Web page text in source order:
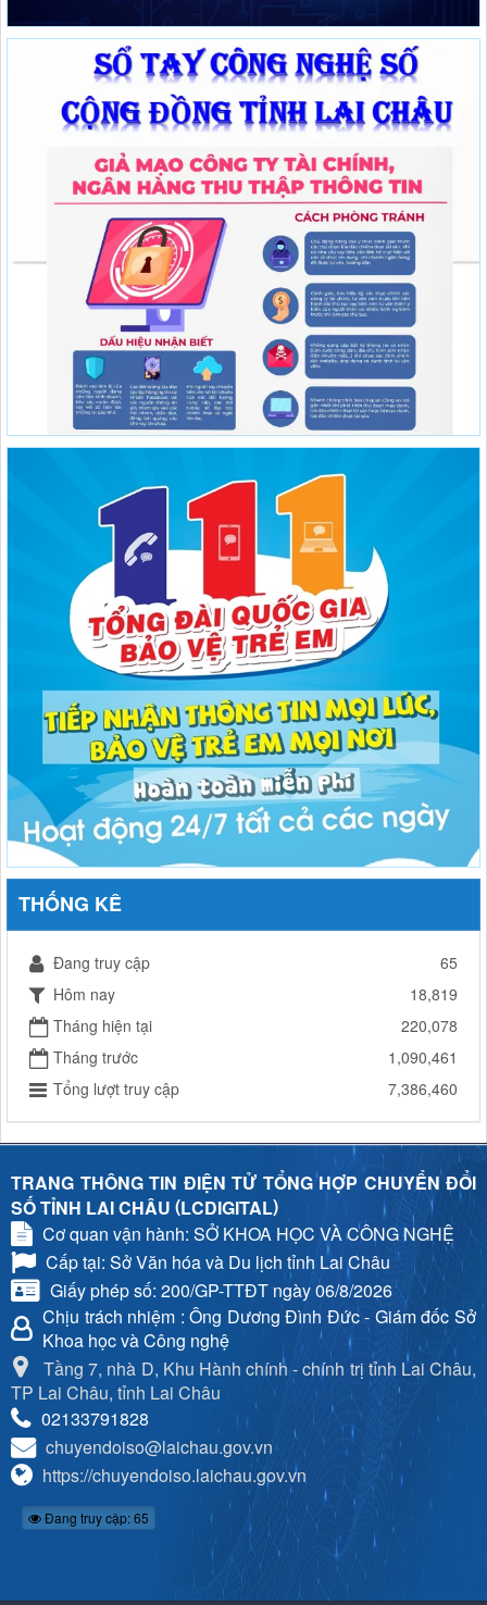
THỐNG KÊ
Đang truy cập
65
Hôm nay
18,819
Tháng hiện tại
220,078
Tháng trước
1,090,461
Tổng lượt truy cập
7,386,460
TRANG THÔNG TIN ĐIỆN TỬ TỔNG HỢP CHUYỂN ĐỔI
SỐ TỈNH LAI CHÂU (LCDIGITAL)
Cơ quan vận hành: SỞ KHOA HỌC VÀ CÔNG NGHỆ
Cấp tại: Sở Văn hóa và Du lịch tỉnh Lai Châu
Giấy phép số: 200/GP-TTĐT ngày 06/8/2026
Chịu trách nhiệm : Ông Dương Đình Đức - Giám đốc Sở
Khoa học và Công nghệ
Tầng 7, nhà D, Khu Hành chính - chính trị tỉnh Lai Châu,
TP Lai Châu, tỉnh Lai Châu
02133791828
chuyendoiso@laichau.gov.vn
https://chuyendoiso.laichau.gov.vn
Đang truy cập: 65